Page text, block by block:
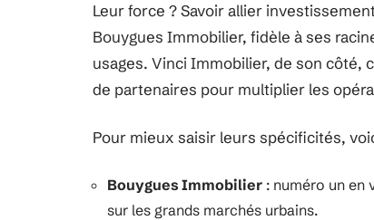
Leur force ? Savoir allier
Bouygues Immobilier, fidèle à ses
usages. Vinci Immobilier, de son côté,
de partenaires pour multiplier les
Pour mieux saisir leurs spécificités,
Bouygues Immobilier : numéro un en
sur les grands marchés urbains.